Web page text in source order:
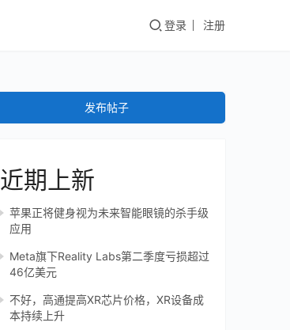
登录 注册
发布帖子
近期上新
苹果正将健身视为未来智能眼镜的杀手级
应用
Meta旗下Reality Labs第二季度亏损超过
46亿美元
不好，高通提高XR芯片价格，XR设备成
本持续上升